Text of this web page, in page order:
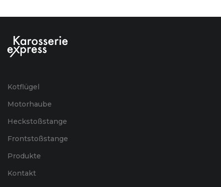
Kotflügel
Motorhaube
Heckstoßstange
Frontstoßstange
Produkte
Kontakt